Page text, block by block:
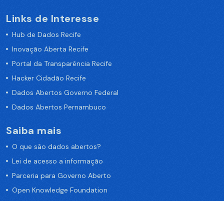
Links de Interesse
Hub de Dados Recife
Inovação Aberta Recife
Portal da Transparência Recife
Hacker Cidadão Recife
Dados Abertos Governo Federal
Dados Abertos Pernambuco
Saiba mais
O que são dados abertos?
Lei de acesso a informação
Parceria para Governo Aberto
Open Knowledge Foundation